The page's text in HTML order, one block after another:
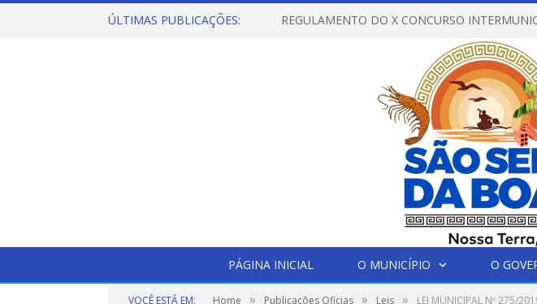
ÚLTIMAS PUBLICAÇÕES:
PÁGINA INICIAL O MUNICÍPIO O
VOCÊ ESTÁ EM: Home » Publicações Oficias » Leis » LEI MUNICIPAL Nº 275/